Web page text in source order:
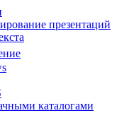
презентаций
каталогами